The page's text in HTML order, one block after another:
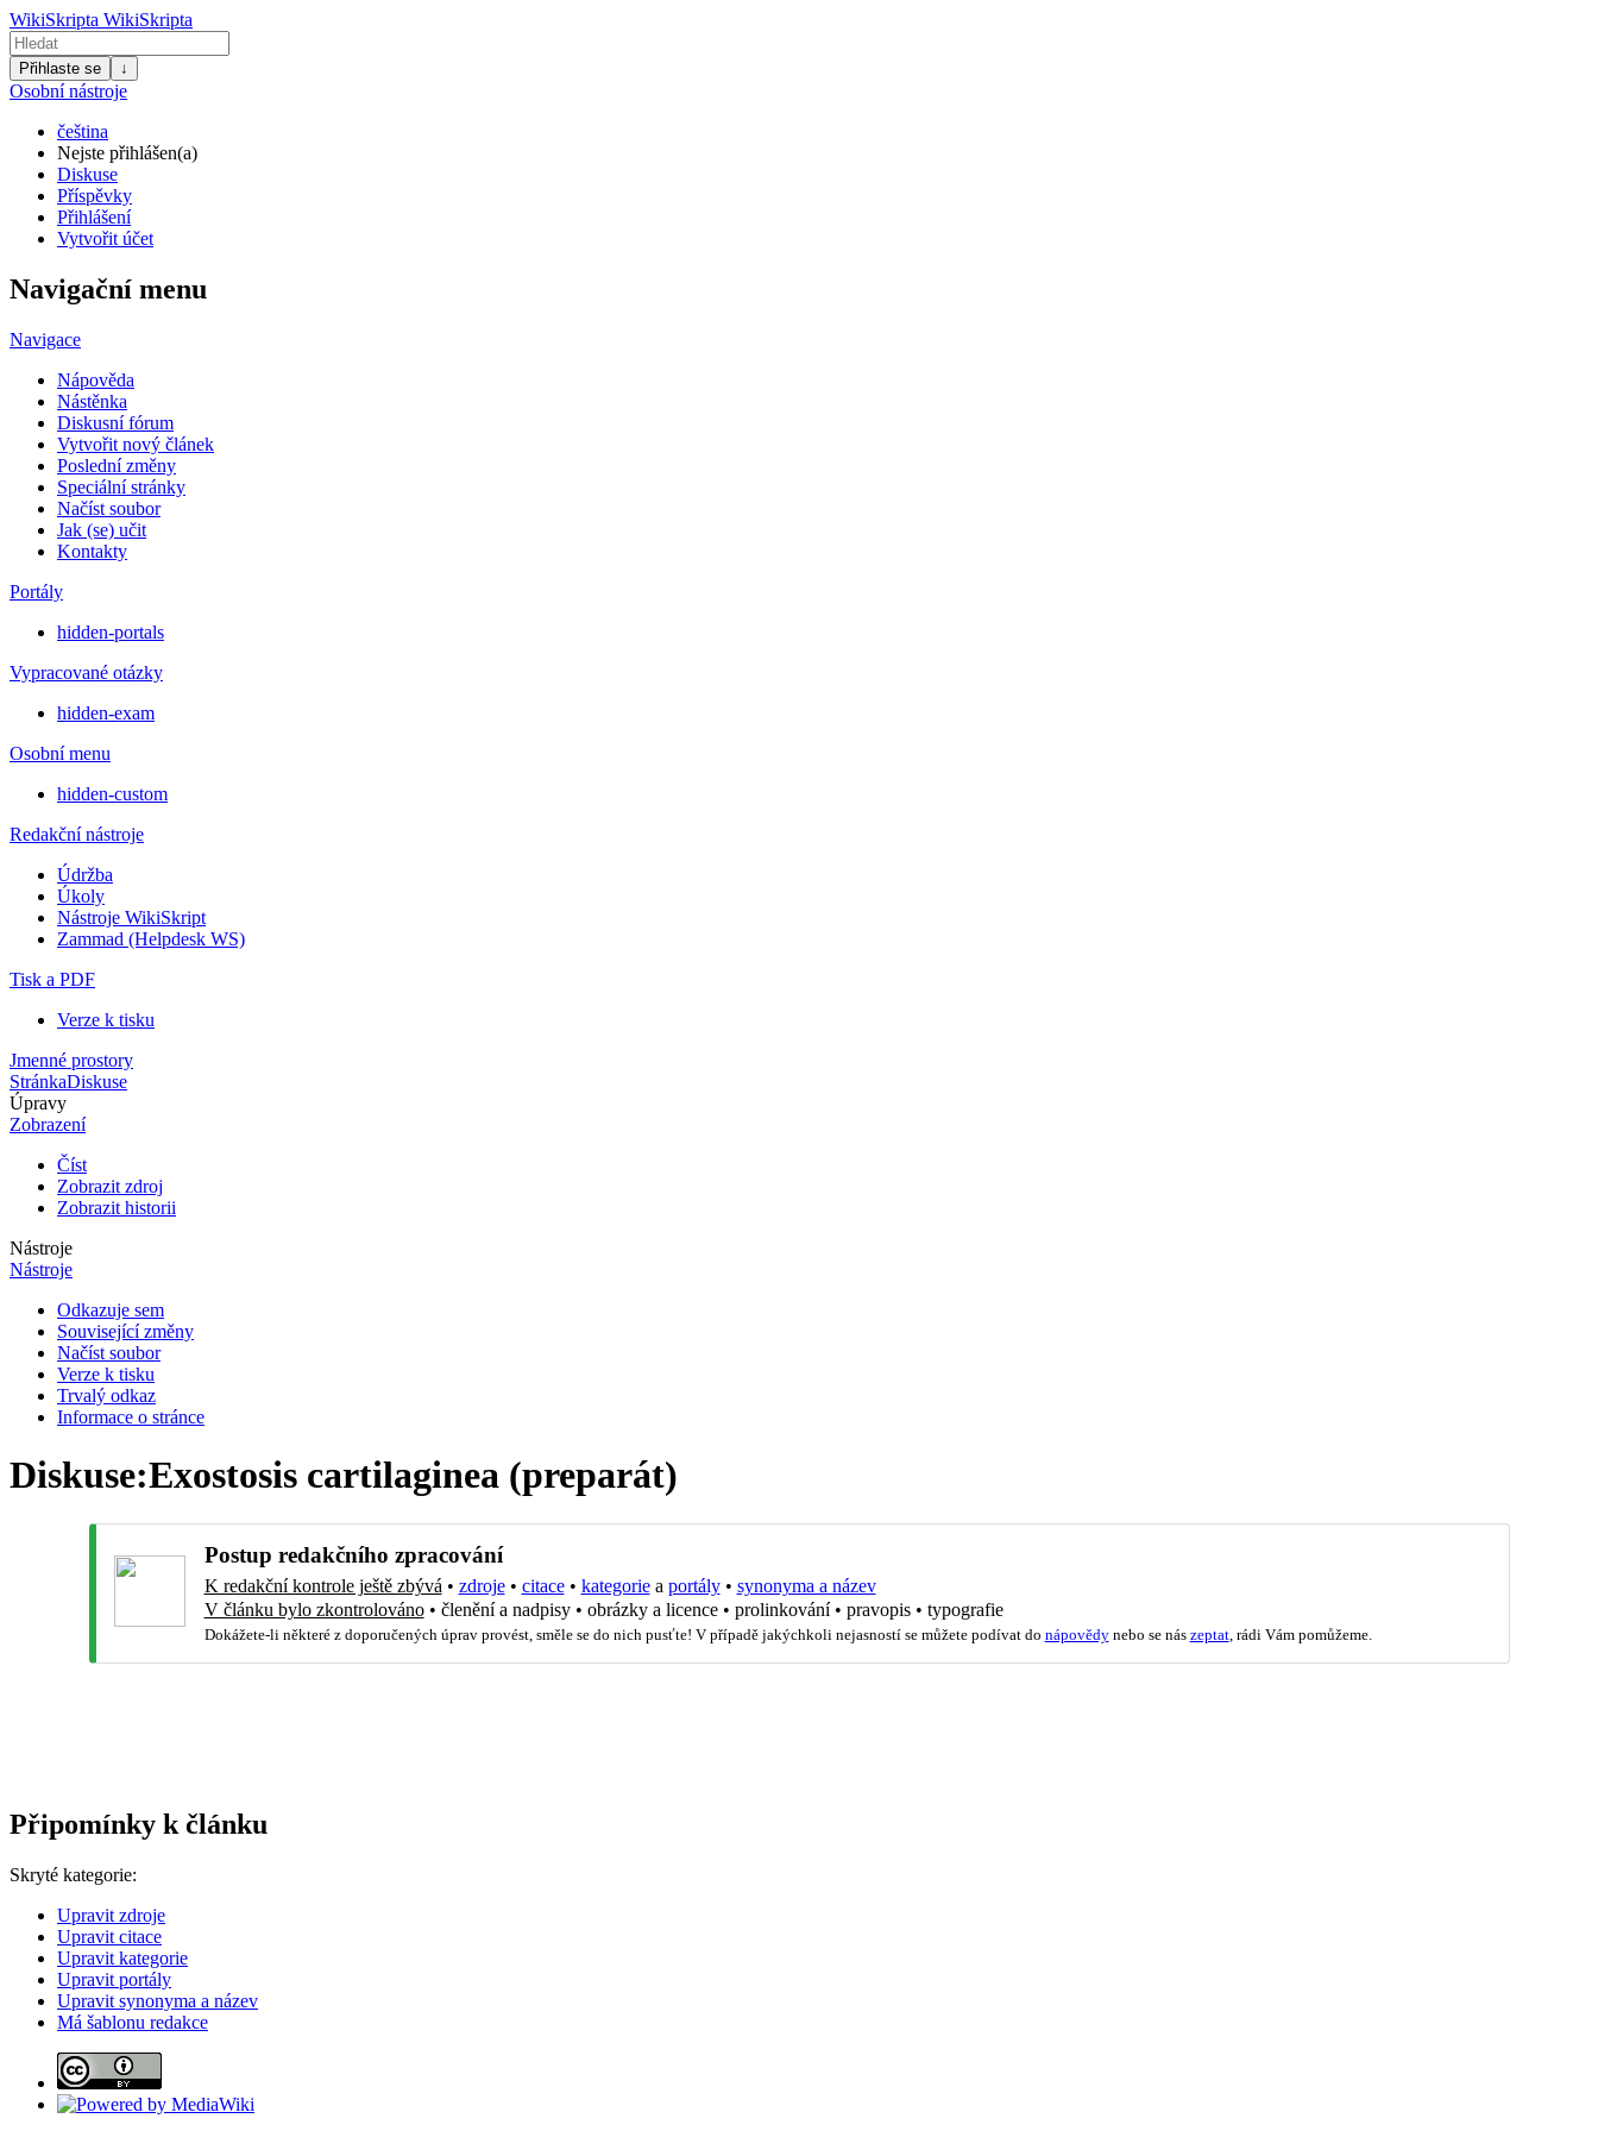
WikiSkripta WikiSkripta
Přihlaste se ↓
Osobní nástroje
čeština
Nejste přihlášen(a)
Diskuse
Příspěvky
Přihlášení
Vytvořit účet
Navigační menu
Navigace
Nápověda
Nástěnka
Diskusní fórum
Vytvořit nový článek
Poslední změny
Speciální stránky
Načíst soubor
Jak (se) učit
Kontakty
Portály
hidden-portals
Vypracované otázky
hidden-exam
Osobní menu
hidden-custom
Redakční nástroje
Údržba
Úkoly
Nástroje WikiSkript
Zammad (Helpdesk WS)
Tisk a PDF
Verze k tisku
Jmenné prostory
StránkaDiskuse
Úpravy
Zobrazení
Číst
Zobrazit zdroj
Zobrazit historii
Nástroje
Nástroje
Odkazuje sem
Související změny
Načíst soubor
Verze k tisku
Trvalý odkaz
Informace o stránce
Diskuse:Exostosis cartilaginea (preparát)
Postup redakčního zpracování
K redakční kontrole ještě zbývá • zdroje• citace• kategoriea portály• synonyma a název
V článku bylo zkontrolováno• členění a nadpisy• obrázky a licence• prolinkování• pravopis• typografie
Dokážete-li některé z doporučených úprav provést, směle se do nich pusťte! V případě jakýchkoli nejasností se můžete podívat do nápovědynebo se nás zeptat, rádi Vám pomůžeme.
Připomínky k článku
Skryté kategorie:
Upravit zdroje
Upravit citace
Upravit kategorie
Upravit portály
Upravit synonyma a název
Má šablonu redakce